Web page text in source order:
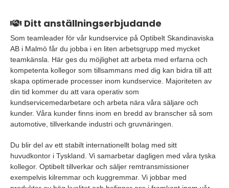
Ditt anställningserbjudande
Som teamleader för vår kundservice på Optibelt Skandinaviska
AB i Malmö får du jobba i en liten arbetsgrupp med mycket
teamkänsla. Här ges du möjlighet att arbeta med erfarna och
kompetenta kollegor som tillsammans med dig kan bidra till att
skapa optimerade processer inom kundservice. Majoriteten av
din tid kommer du att vara operativ som
kundservicemedarbetare och arbeta nära våra säljare och
kunder. Våra kunder finns inom en bredd av branscher så som
automotive, tillverkande industri och gruvnäringen.
Du blir del av ett stabilt internationellt bolag med sitt
huvudkontor i Tyskland. Vi samarbetar dagligen med våra tyska
kollegor. Optibelt tillverkar och säljer remtransmissioner
exempelvis kilremmar och kuggremmar. Vi jobbar med